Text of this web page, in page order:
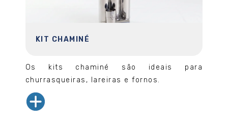
KIT CHAMINÉ
Os kits chaminé são ideais para
churrasqueiras, lareiras e fornos.